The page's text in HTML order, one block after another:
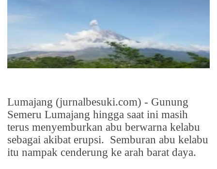
Lumajang (jurnalbesuki.com) - Gunung
Semeru Lumajang hingga saat ini masih
terus menyemburkan abu berwarna kelabu
sebagai akibat erupsi. Semburan abu kelabu
itu nampak cenderung ke arah barat daya.